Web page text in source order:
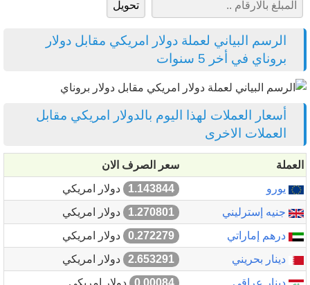
الرسم البياني لعملة دولار امريكي مقابل دولار
بروناي في أخر 5 سنوات
أسعار العملات لهذا اليوم بالدولار امريكي مقابل
العملات الاخرى
العملة
سعر الصرف الان
يورو
1.143844
دولار امريكي
جنيه إسترليني
1.270801
دولار امريكي
درهم إماراتي
0.272279
دولار امريكي
دينار بحريني
2.653291
دولار امريكي